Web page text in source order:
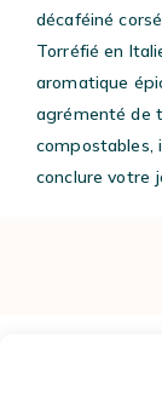
décaféiné
Torréfié en
aromatique
agrémenté de
compostables,
conclure votre